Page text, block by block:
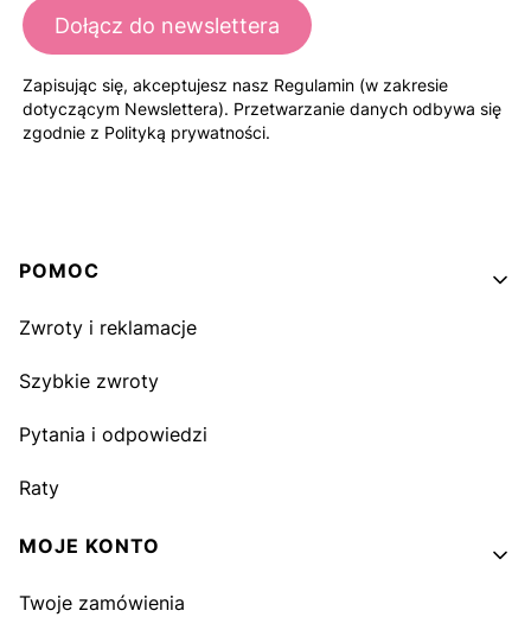
Dołącz do newslettera
Zapisując się, akceptujesz nasz Regulamin (w zakresie
dotyczącym Newslettera). Przetwarzanie danych odbywa się
zgodnie z Polityką prywatności.
Linki w stopce
POMOC
Zwroty i reklamacje
Szybkie zwroty
Pytania i odpowiedzi
Raty
MOJE KONTO
Twoje zamówienia